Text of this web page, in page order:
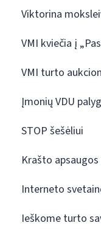
Viktorina
VMI kviečia į
VMI turto
Įmonių VDU
STOP šešėliui
Krašto
Interneto
Ieškome turto